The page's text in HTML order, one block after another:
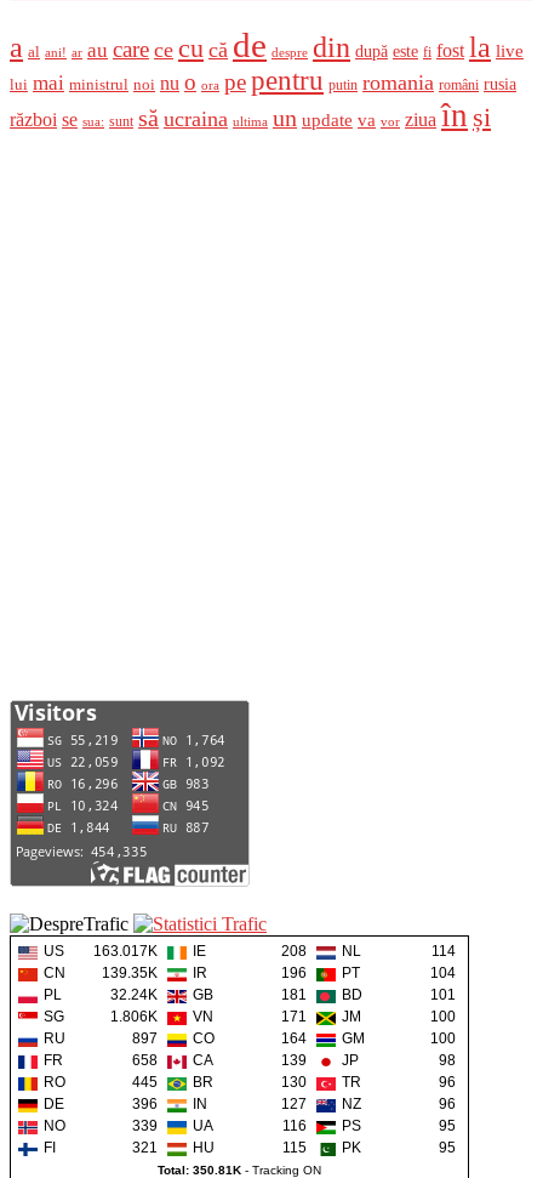
a al ani! ar au care ce cu că de despre din după este fi fost la live
lui mai ministrul noi nu o ora pepentru putin romania români rusia
război se sua: sunt să ucraina ultima un update va vor ziua în și
US 163.017K IE 208 NL
114
CN
139.35K IR 196 PT
104
PL
32.24K GB 181 BD
101
SG
1.806K VN 171 JM
100
RU
897 CO 164 GM
100
FR
658 CA 139 JP
98
RO
445 BR 130 TR
96
DE
396 IN 127 NZ
96
NO
339 UA 116 PS
95
FI
321 HU 115 PK 95
Total: 350.81K - Tracking ON